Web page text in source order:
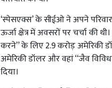
‘स्पेसएक्स’ के सीईओ ने अपने परिवार
ऊर्जा क्षेत्र में अवसरों पर चर्चा की
करने’’ के लिए 2.9 करोड़ अमेरिकी
अमेरिकी डॉलर और वहां ‘‘जैव
दिया।